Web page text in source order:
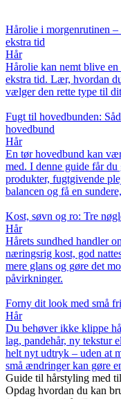
Hårolie i morgenrutinen –
ekstra tid
Hår
Hårolie kan nemt blive
ekstra tid. Lær, hvordan
vælger den rette type til
Fugt til hovedbunden:
hovedbund
Hår
En tør hovedbund kan
med. I denne guide får
produkter, fugtgivende
balancen og få en
Kost, søvn og ro: Tre
Hår
Hårets sundhed handler
næringsrig kost, god
mere glans og gøre det
påvirkninger.
Forny dit look med små
Hår
Du behøver ikke klippe
lag, pandehår, ny tekstur
helt nyt udtryk – uden at
små ændringer kan gøre
Guide til hårstyling med
Opdag hvordan du kan